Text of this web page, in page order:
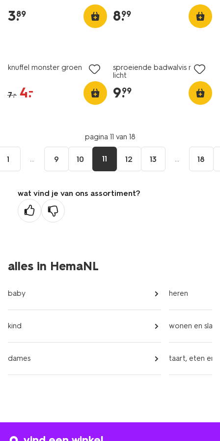
3.
89 8.
99
knuffel monster groen
7.– 4.
–
sproeiende badwalvis met
licht
9.
99
pagina 11 van 18
1 ... 9 10 11 12 13 ... 18
wat vind je van ons assortiment?
alles in HemaNL
baby
kind
dames
heren
wonen en
taart, eten en